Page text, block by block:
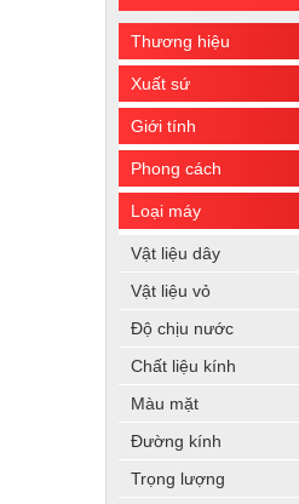
Thương hiệu
Xuất sứ
Giới tính
Phong cách
Loại máy
Vật liệu dây
Vật liệu vỏ
Độ chịu nước
Chất liệu kính
Màu mặt
Đường kính
Trọng lượng